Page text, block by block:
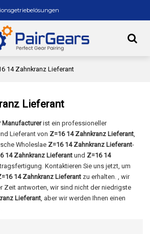
14 Zahnkranz Lieferant
Lieferant
Manufacturerist ein professioneller
Lieferant von Z=16 14 Zahnkranz Lieferant,
Wholeslae Z=16 14 Zahnkranz Lieferant-
14 Zahnkranz Lieferant und Z=16 14
Kontaktieren Sie uns jetzt, um
14 Zahnkranz Lieferant zu erhalten. , wir
Zeit antworten, wir sind nicht der niedrigste
Lieferant, aber wir werden Ihnen einen